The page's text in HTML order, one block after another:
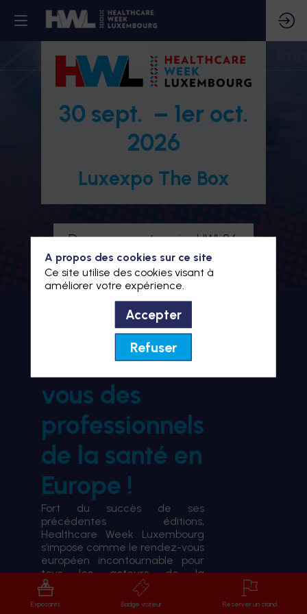
30 sept. – 1er oct.
2026
Luxexpo The Box
Devenez partenaire HWL26
Je m'inscris à HWL26
BIENVENUE À HWL26
le rendez-
vous des
professionnels
de la santé en
Europe !
Fort du succès de ses
précédentes éditions,
Healthcare Week Luxembourg
s’impose comme le rendez-vous
européen incontournable pour
tous les acteurs de la
transformation du système de
santé.
Exposants Badge visiteur Réserver un stand
A propos des cookies sur ce site
Ce site utilise des cookies visant à
améliorer votre expérience.
Accepter
Refuser